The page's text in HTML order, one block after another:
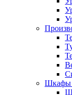
Шкафы